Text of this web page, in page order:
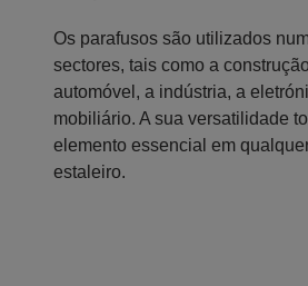
Os parafusos são utilizados
sectores, tais como a
automóvel, a indústria, a
mobiliário. A sua versatilidade
elemento essencial em
estaleiro.